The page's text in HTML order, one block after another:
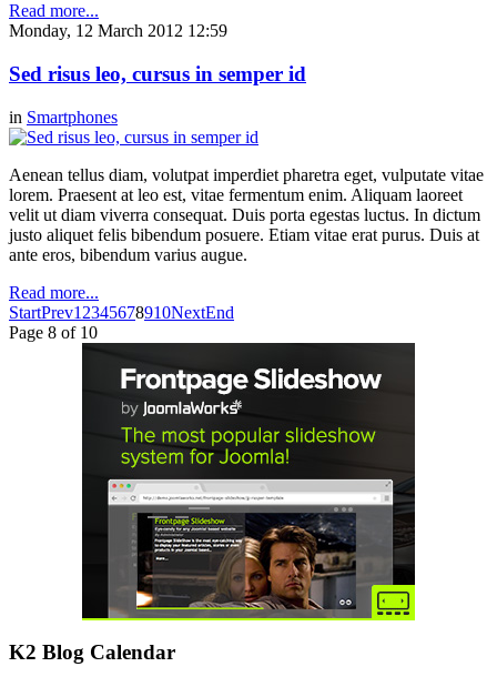
Read more...
Monday, 12 March 2012 12:59
Sed risus leo, cursus in semper id
in Smartphones
Aenean tellus diam, volutpat imperdiet pharetra eget, vulputate vitae
lorem. Praesent at leo est, vitae fermentum enim. Aliquam laoreet
velit ut diam viverra consequat. Duis porta egestas luctus. In dictum
justo aliquet felis bibendum posuere. Etiam vitae erat purus. Duis at
ante eros, bibendum varius augue.
Read more...
StartPrev1 2345678910NextEnd
Page 8 of 10
K2 Blog Calendar